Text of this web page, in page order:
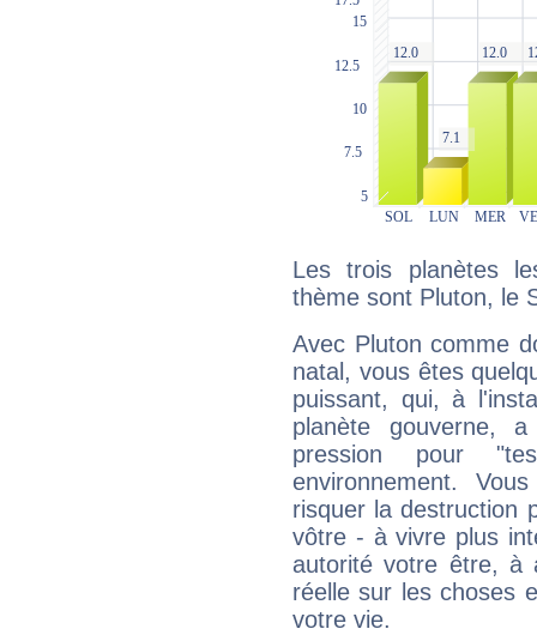
Les trois planètes
thème sont Pluton, le
Avec Pluton comme
natal, vous êtes
puissant, qui, à
planète gouverne,
pression pour
environnement.
risquer la destruction
vôtre - à vivre plus
autorité votre être, à
réelle sur les choses
votre vie.